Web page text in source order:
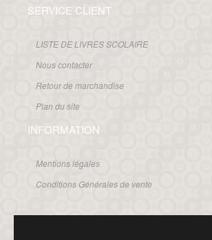
SERVICE CLIENT
LISTE DE LIVRES SCOLAIRE
Nous contacter
Retour de marchandise
Plan du site
INFORMATION
Mentions légales
Conditions Générales de vente